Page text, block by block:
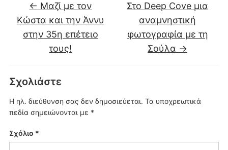
← Μαζί με τον
Κώστα και την Άννυ
στην 35η επέτειο
τους!
Στο Deep Cove μια
αναμνηστική
φωτογραφία με τη
Σούλα →
Σχολιάστε
Η ηλ. διεύθυνση σας δεν δημοσιεύεται. Τα υποχρεωτικά
πεδία σημειώνονται με *
Σχόλιο *